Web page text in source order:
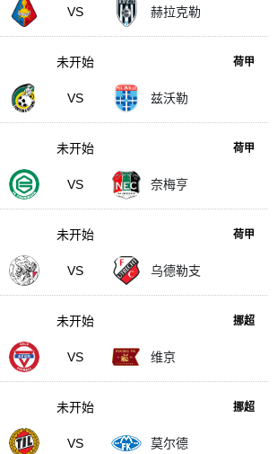
VS 赫拉克勒
荷甲
VS 兹沃勒
未开始
荷甲
VS 奈梅亨
未开始
荷甲
VS 乌德勒支
未开始
挪超
VS 维京
未开始
挪超
VS 莫尔德
未开始